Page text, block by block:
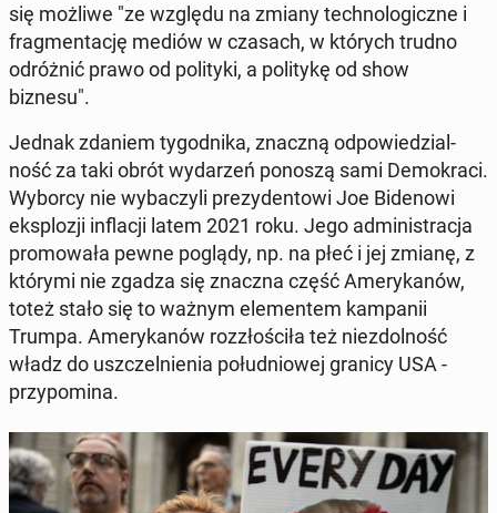
się możliwe "ze względu na zmiany tech­no­lo­gicz­ne i
frag­men­ta­cję mediów w czasach, w których trudno
od­róż­nić prawo od po­li­ty­ki, a po­li­ty­kę od show
biznesu".
Jednak zdaniem ty­go­dni­ka, znaczną od­po­wie­dzial­
ność za taki obrót wy­da­rzeń ponoszą sami De­mo­kra­ci.
Wyborcy nie wy­ba­czy­li pre­zy­den­to­wi Joe Bi­de­no­wi
eks­plo­zji in­fla­cji latem 2021 roku. Jego ad­mi­ni­stra­cja
pro­mo­wa­ła pewne poglądy, np. na płeć i jej zmianę, z
którymi nie zgadza się znaczna część Ame­ry­ka­nów,
toteż stało się to ważnym ele­men­tem kam­pa­nii
Trumpa. Ame­ry­ka­nów roz­zło­ści­ła też nie­zdol­ność
władz do uszczel­nie­nia po­łu­dnio­wej granicy USA -
przy­po­mi­na.